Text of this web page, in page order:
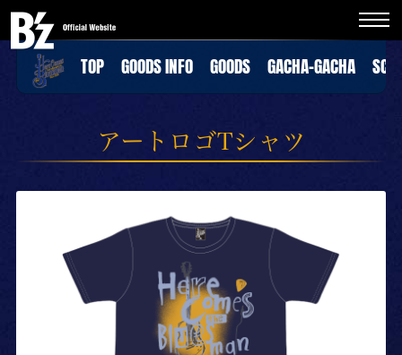
TOP GOODS INFO GOODS GACHA-GACHA
アートロゴTシャツ